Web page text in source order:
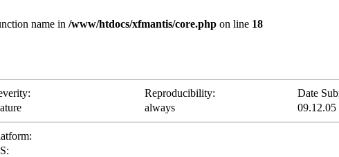
name in /www/htdocs/xfmantis/core.php on line 18
Reproducibility: Date
always 09.12.05